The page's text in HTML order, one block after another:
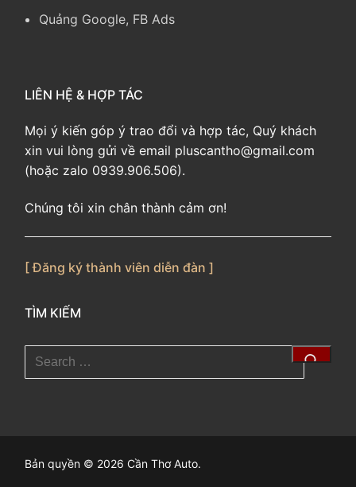
Quảng Google, FB Ads
LIÊN HỆ & HỢP TÁC
Mọi ý kiến góp ý trao đổi và hợp tác, Quý khách
xin vui lòng gửi về email pluscantho@gmail.com
(hoặc zalo 0939.906.506).
Chúng tôi xin chân thành cảm ơn!
[ Đăng ký thành viên diễn đàn ]
TÌM KIẾM
Tìm
kiếm
Bản quyền © 2026 Cần Thơ Auto.